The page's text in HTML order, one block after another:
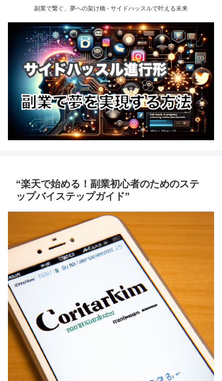
副業で繋ぐ、夢への架け橋 - サイドハッスルで叶える未来
“楽天で始める！副業初心者のためのステ
ップバイステップガイド”